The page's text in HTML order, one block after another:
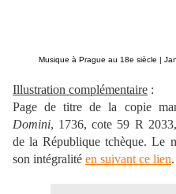
Musique à Prague au 18e siècle |
Illustration complémentaire :
Page de titre de la copie
Domini, 1736, cote 59 R
de la République tchèque. Le
son intégralité en suivant ce lien.